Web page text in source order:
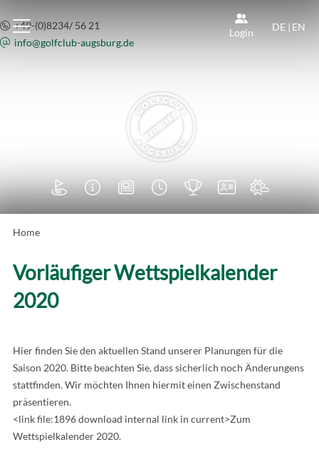
Login DE | EN
+49-(0)8234/ 56 21
info@golfclub-augsburg.de
      
Home
Vorläufiger Wettspielkalender
2020
Hier finden Sie den aktuellen Stand unserer Planungen für die
Saison 2020. Bitte beachten Sie, dass sicherlich noch Änderungens
stattfinden. Wir möchten Ihnen hiermit einen Zwischenstand
präsentieren.
<link file:1896 download internal link in current>Zum
Wettspielkalender 2020.